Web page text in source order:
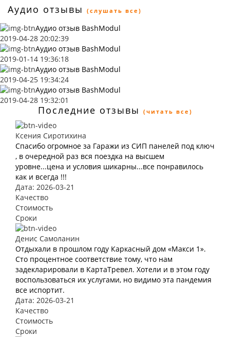
Аудио отзывы (слушать все)
Аудио отзыв BashModul
2019-04-28 20:02:39
Аудио отзыв BashModul
2019-01-14 19:36:18
Аудио отзыв BashModul
2019-04-25 19:34:24
Аудио отзыв BashModul
2019-04-28 19:32:01
Последние отзывы (читать все)
Ксения Сиротихина
Спасибо огромное за Гаражи из СИП панелей под ключ
, в очередной раз вся поездка на высшем
уровне...цена и условия шикарны...все понравилось
как и всегда !!!
Дата: 2026-03-21
Качество
Стоимость
Сроки
Денис Самоланин
Отдыхали в прошлом году Каркасный дом «Макси 1».
Сто процентное соответствие тому, что нам
задекларировали в КартаТревел. Хотели и в этом году
воспользоваться их услугами, но видимо эта пандемия
все испортит.
Дата: 2026-03-21
Качество
Стоимость
Сроки